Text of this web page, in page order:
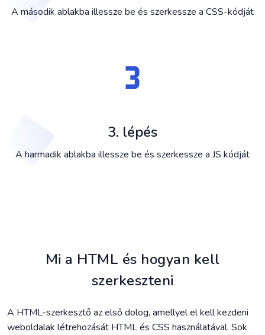
A második ablakba illessze be és szerkessze a CSS-kódját
3. lépés
A harmadik ablakba illessze be és szerkessze a JS kódját
Mi a HTML és hogyan kell
szerkeszteni
A HTML-szerkesztő az első dolog, amellyel el kell kezdeni
weboldalak létrehozását HTML és CSS használatával. Sok